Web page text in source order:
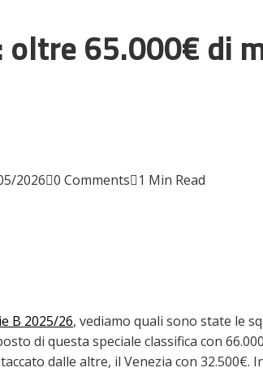
65.000€ di
2026 0 Comments 1 Min Read
B 2025/26, vediamo quali sono state le
di questa speciale classifica con
dalle altre, il Venezia con 32.500€.